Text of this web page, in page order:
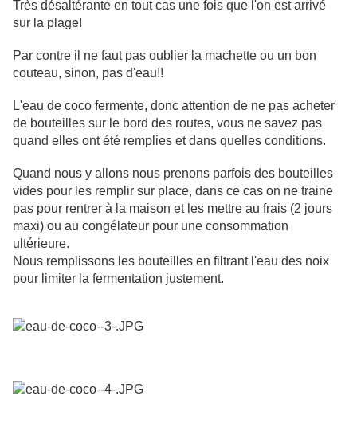
Très désaltérante en tout cas une fois que l'on est arrivé
sur la plage!
Par contre il ne faut pas oublier la machette ou un bon
couteau, sinon, pas d'eau!!
L'eau de coco fermente, donc attention de ne pas acheter
de bouteilles sur le bord des routes, vous ne savez pas
quand elles ont été remplies et dans quelles conditions.
Quand nous y allons nous prenons parfois des bouteilles
vides pour les remplir sur place, dans ce cas on ne traine
pas pour rentrer à la maison et les mettre au frais (2 jours
maxi) ou au congélateur pour une consommation
ultérieure.
Nous remplissons les bouteilles en filtrant l'eau des noix
pour limiter la fermentation justement.